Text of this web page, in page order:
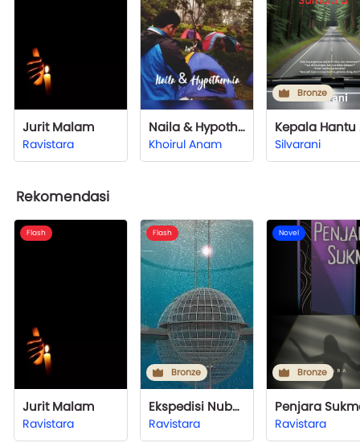
Jurit Malam
Ravistara
Naila & Hypothermia
Khoirul Anam
Bronze
Silvarani
Rekomendasi
Flash
Jurit Malam
Ravistara
Flash
Bronze
Ekspedisi Nubuat
Ravistara
Novel
Bronze
Penjara
Ravistara